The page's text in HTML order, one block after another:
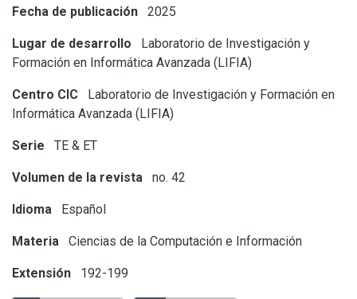
Fecha de publicación 2025
Lugar de desarrollo
Laboratorio de Investigación y
Formación en Informática Avanzada (LIFIA)
Centro CIC
Laboratorio de Investigación y Formación en
Informática Avanzada (LIFIA)
Serie TE & ET
Volumen de la revista no. 42
Idioma Español
Materia Ciencias de la Computación e Información
Extensión 192-199